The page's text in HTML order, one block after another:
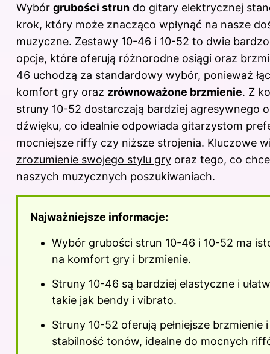
c
e
b
o
o
k
er
e
st
d
di
t
m
bl
r
k
e
dI
n
Wybór grubości strun do gitary elektrycznej
krok, który może znacząco wpłynąć na nasze
muzyczne. Zestawy 10-46 i 10-52 to dwie
opcje, które oferują różnorodne osiągi oraz
46 uchodzą za standardowy wybór, ponieważ
komfort gry oraz zrównoważone brzmienie. Z
struny 10-52 dostarczają bardziej agresywnego
dźwięku, co idealnie odpowiada gitarzystom
mocniejsze riffy czy niższe strojenia. Kluczowe
zrozumienie swojego stylu gry oraz tego, co
naszych muzycznych poszukiwaniach.
Najważniejsze informacje:
Wybór grubości strun 10-46 i 10-52 ma
na komfort gry i brzmienie.
Struny 10-46 są bardziej elastyczne i
takie jak bendy i vibrato.
Struny 10-52 oferują pełniejsze brzmienie
stabilność tonów, idealne do mocnych